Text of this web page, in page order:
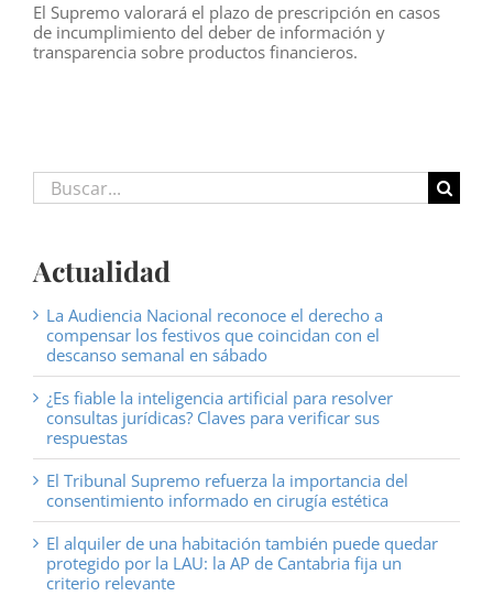
El Supremo valorará el plazo de prescripción en casos
de incumplimiento del deber de información y
transparencia sobre productos financieros.
Buscar:
Actualidad
La Audiencia Nacional reconoce el derecho a
compensar los festivos que coincidan con el
descanso semanal en sábado
¿Es fiable la inteligencia artificial para resolver
consultas jurídicas? Claves para verificar sus
respuestas
El Tribunal Supremo refuerza la importancia del
consentimiento informado en cirugía estética
El alquiler de una habitación también puede quedar
protegido por la LAU: la AP de Cantabria fija un
criterio relevante